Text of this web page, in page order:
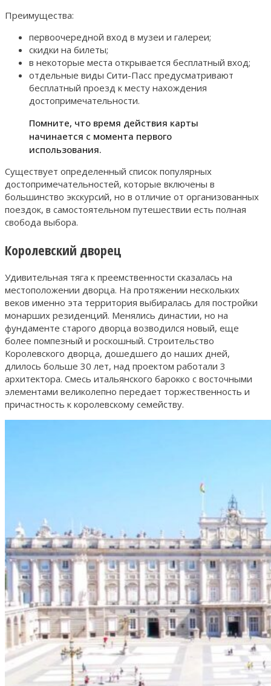
Преимущества:
первоочередной вход в музеи и галереи;
скидки на билеты;
в некоторые места открывается бесплатный вход;
отдельные виды Сити-Пасс предусматривают
бесплатный проезд к месту нахождения
достопримечательности.
Помните, что время действия карты
начинается с момента первого
использования.
Существует определенный список популярных
достопримечательностей, которые включены в
большинство экскурсий, но в отличие от организованных
поездок, в самостоятельном путешествии есть полная
свобода выбора.
Королевский дворец
Удивительная тяга к преемственности сказалась на
местоположении дворца. На протяжении нескольких
веков именно эта территория выбиралась для постройки
монарших резиденций. Менялись династии, но на
фундаменте старого дворца возводился новый, еще
более помпезный и роскошный. Строительство
Королевского дворца, дошедшего до наших дней,
длилось больше 30 лет, над проектом работали 3
архитектора. Смесь итальянского барокко с восточными
элементами великолепно передает торжественность и
причастность к королевскому семейству.